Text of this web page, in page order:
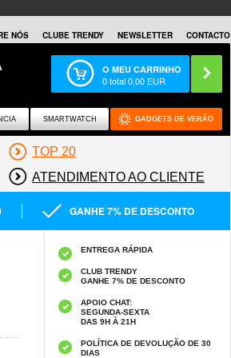
NÓS CLUBE TRENDY NEWSLETTER CONTACTO
O MEU CARRINHO
0total0,00 EUR
SMARTWATCH GADGETS DE VERÃO
TOP 20
ATENDIMENTO AO CLIENTE
GANHE 7% DE DESCONTO
ENTREGA RÁPIDA
CLUB TRENDY
GANHE 7% DE DESCONTO
APOIO CHAT:
SEGUNDA-SEXTA
DAS 9H À 21H
POLÍTICA DE DEVOLUÇÃO DE 30
DIAS